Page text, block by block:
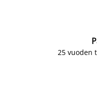
25 vuoden